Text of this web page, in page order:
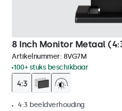
8 Inch Monitor Metaal
Artikelnummer: 8VG7M
100+ stuks beschikbaar
4:3 beeldverhouding